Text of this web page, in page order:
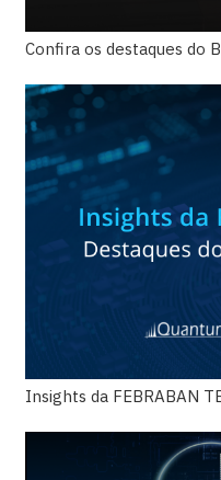
Confira os destaques do
Insights da FEBRABAN